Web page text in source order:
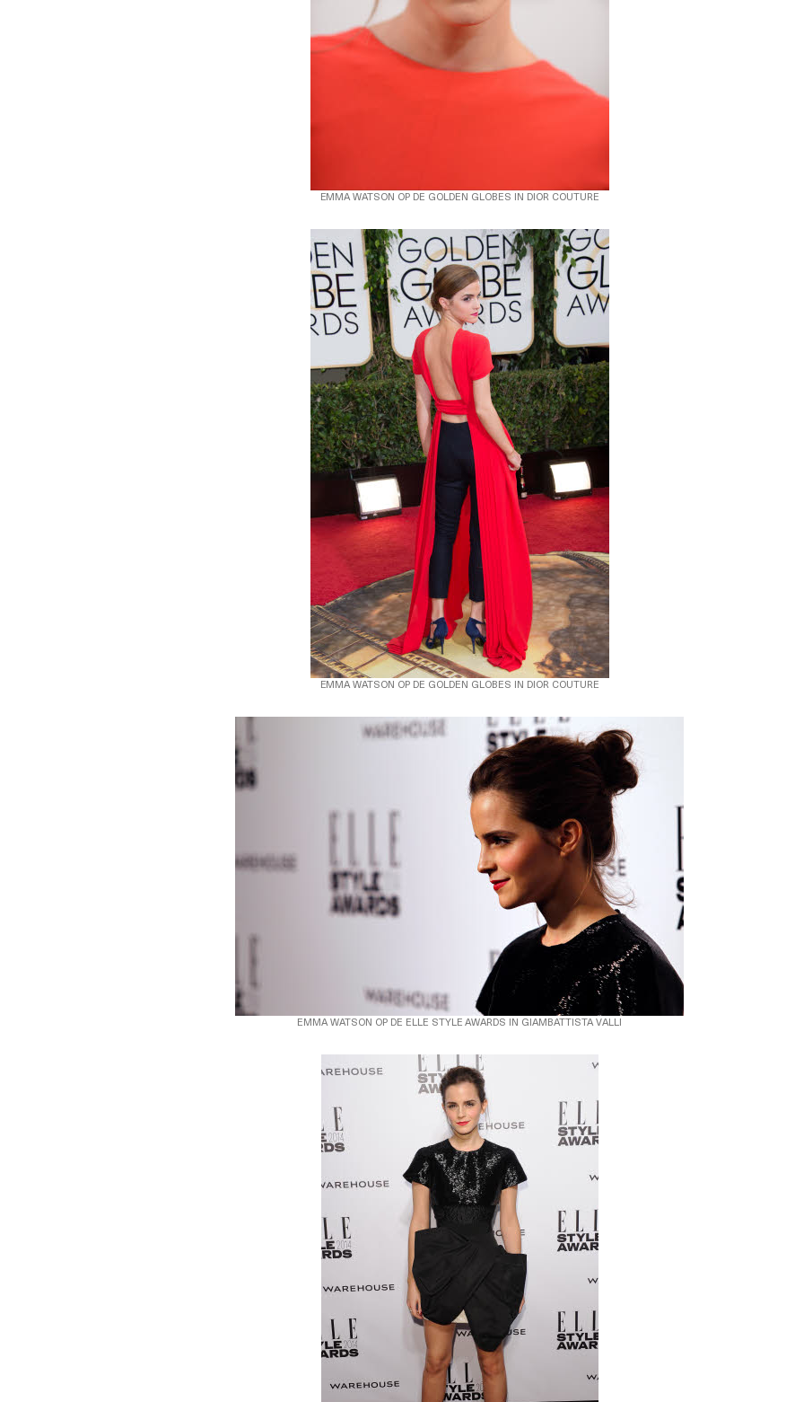
EMMA WATSON OP DE GOLDEN GLOBES IN DIOR COUTURE
EMMA WATSON OP DE GOLDEN GLOBES IN DIOR COUTURE
EMMA WATSON OP DE ELLE STYLE AWARDS IN GIAMBATTISTA VALLI